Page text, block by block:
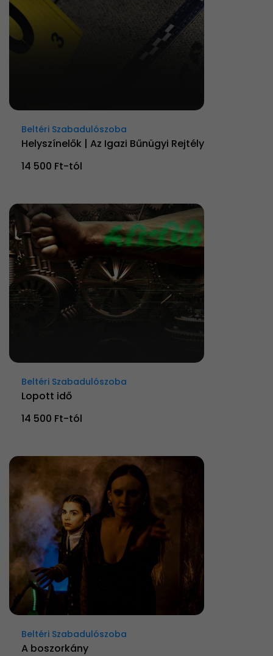
Beltéri Szabadulószoba
Helyszínelők | Az Igazi Bűnügyi Rejtély
14 500 Ft-tól
Beltéri Szabadulószoba
Lopott idő
14 500 Ft-tól
Beltéri Szabadulószoba
A boszorkány